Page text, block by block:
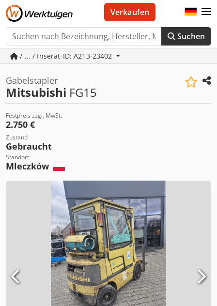
Suchen
Verkaufen
/ ... / Inserat-ID: A213-23402
Gabelstapler
Mitsubishi FG15
Festpreis zzgl. MwSt.
2.750 €
Zustand
Gebraucht
Standort
Mleczków